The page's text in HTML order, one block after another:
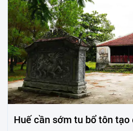
Huế cần sớm tu bổ tôn